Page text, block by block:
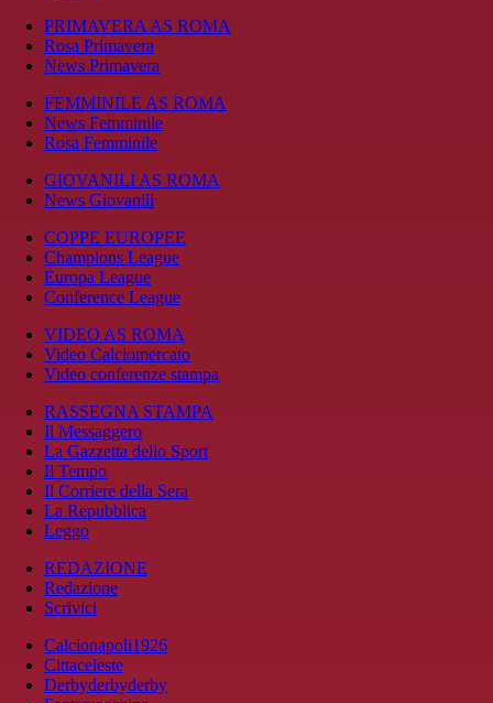
PRIMAVERA AS ROMA
Rosa Primavera
News Primavera
FEMMINILE AS ROMA
News Femminile
Rosa Femminile
GIOVANILI AS ROMA
News Giovanili
COPPE EUROPEE
Champions League
Europa League
Conference League
VIDEO AS ROMA
Video Calciomercato
Video conferenze stampa
RASSEGNA STAMPA
Il Messaggero
La Gazzetta dello Sport
Il Tempo
Il Corriere della Sera
La Repubblica
Leggo
REDAZIONE
Redazione
Scrivici
Calcionapoli1926
Cittaceleste
Derbyderbyderby